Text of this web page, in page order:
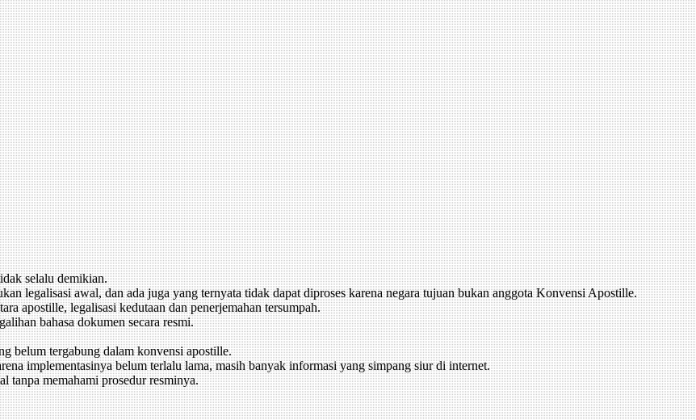
selalu demikian.
legalisasi awal, dan ada juga yang ternyata tidak dapat diproses karena negara tujuan bukan anggota Konvensi Apostille.
apostille, legalisasi kedutaan dan penerjemahan tersumpah.
bahasa dokumen secara resmi.
belum tergabung dalam konvensi apostille.
implementasinya belum terlalu lama, masih banyak informasi yang simpang siur di internet.
tanpa memahami prosedur resminya.